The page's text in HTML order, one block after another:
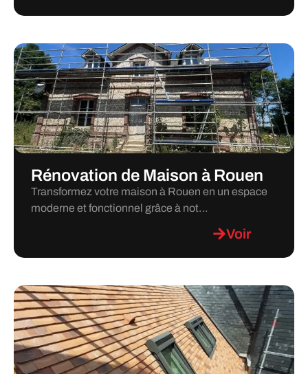
Rénovation de Maison à Rouen
Transformez votre maison à Rouen en un espace
moderne et fonctionnel grâce à not…
Voir